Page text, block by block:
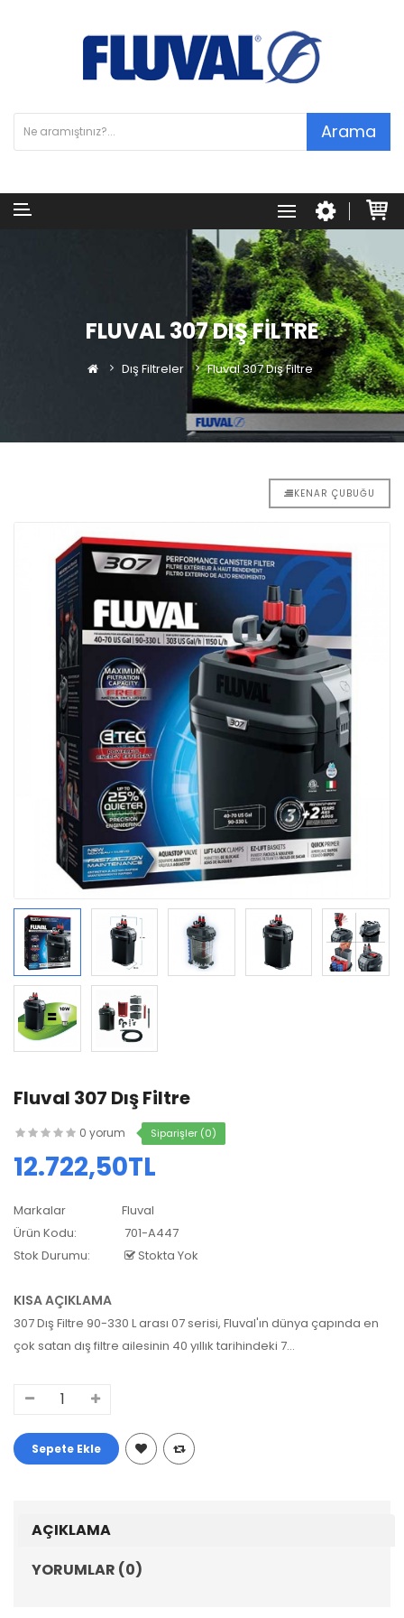
Arama
FLUVAL 307 DIŞ FILTRE
Dış Filtreler Fluval 307 Dış Filtre
KENAR ÇUBUĞU
Fluval 307 Dış Filtre
0 yorum Siparişler (0)
12.722,50TL
Markalar
Fluval
Ürün Kodu:
701-A447
Stok Durumu:
Stokta Yok
KISA AÇIKLAMA
307 Dış Filtre 90-330 L arası 07 serisi, Fluval'ın dünya çapında en
çok satan dış filtre ailesinin 40 yıllık tarihindeki 7...
AÇIKLAMA
YORUMLAR (0)